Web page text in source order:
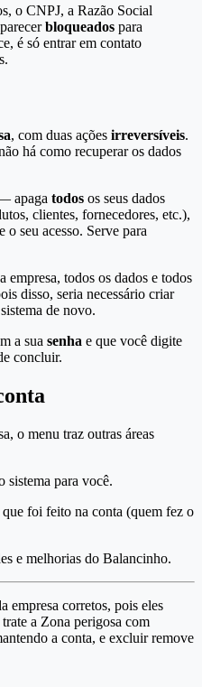
o CNPJ, a Razão Social
bloqueados para
é só entrar em contato
, com duas ações irreversíveis.
há como recuperar os dados
apaga todos os seus dados
clientes, fornecedores, etc.),
o seu acesso. Serve para
empresa, todos os dados e todos
disso, seria necessário criar
de novo.
a sua senha e que você digite
concluir.
o menu traz outras áreas
para você.
foi feito na conta (quem fez o
e melhorias do Balancinho.
empresa corretos, pois eles
a Zona perigosa com
a conta, e excluir remove